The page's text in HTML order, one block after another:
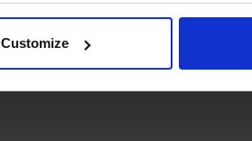
Customize